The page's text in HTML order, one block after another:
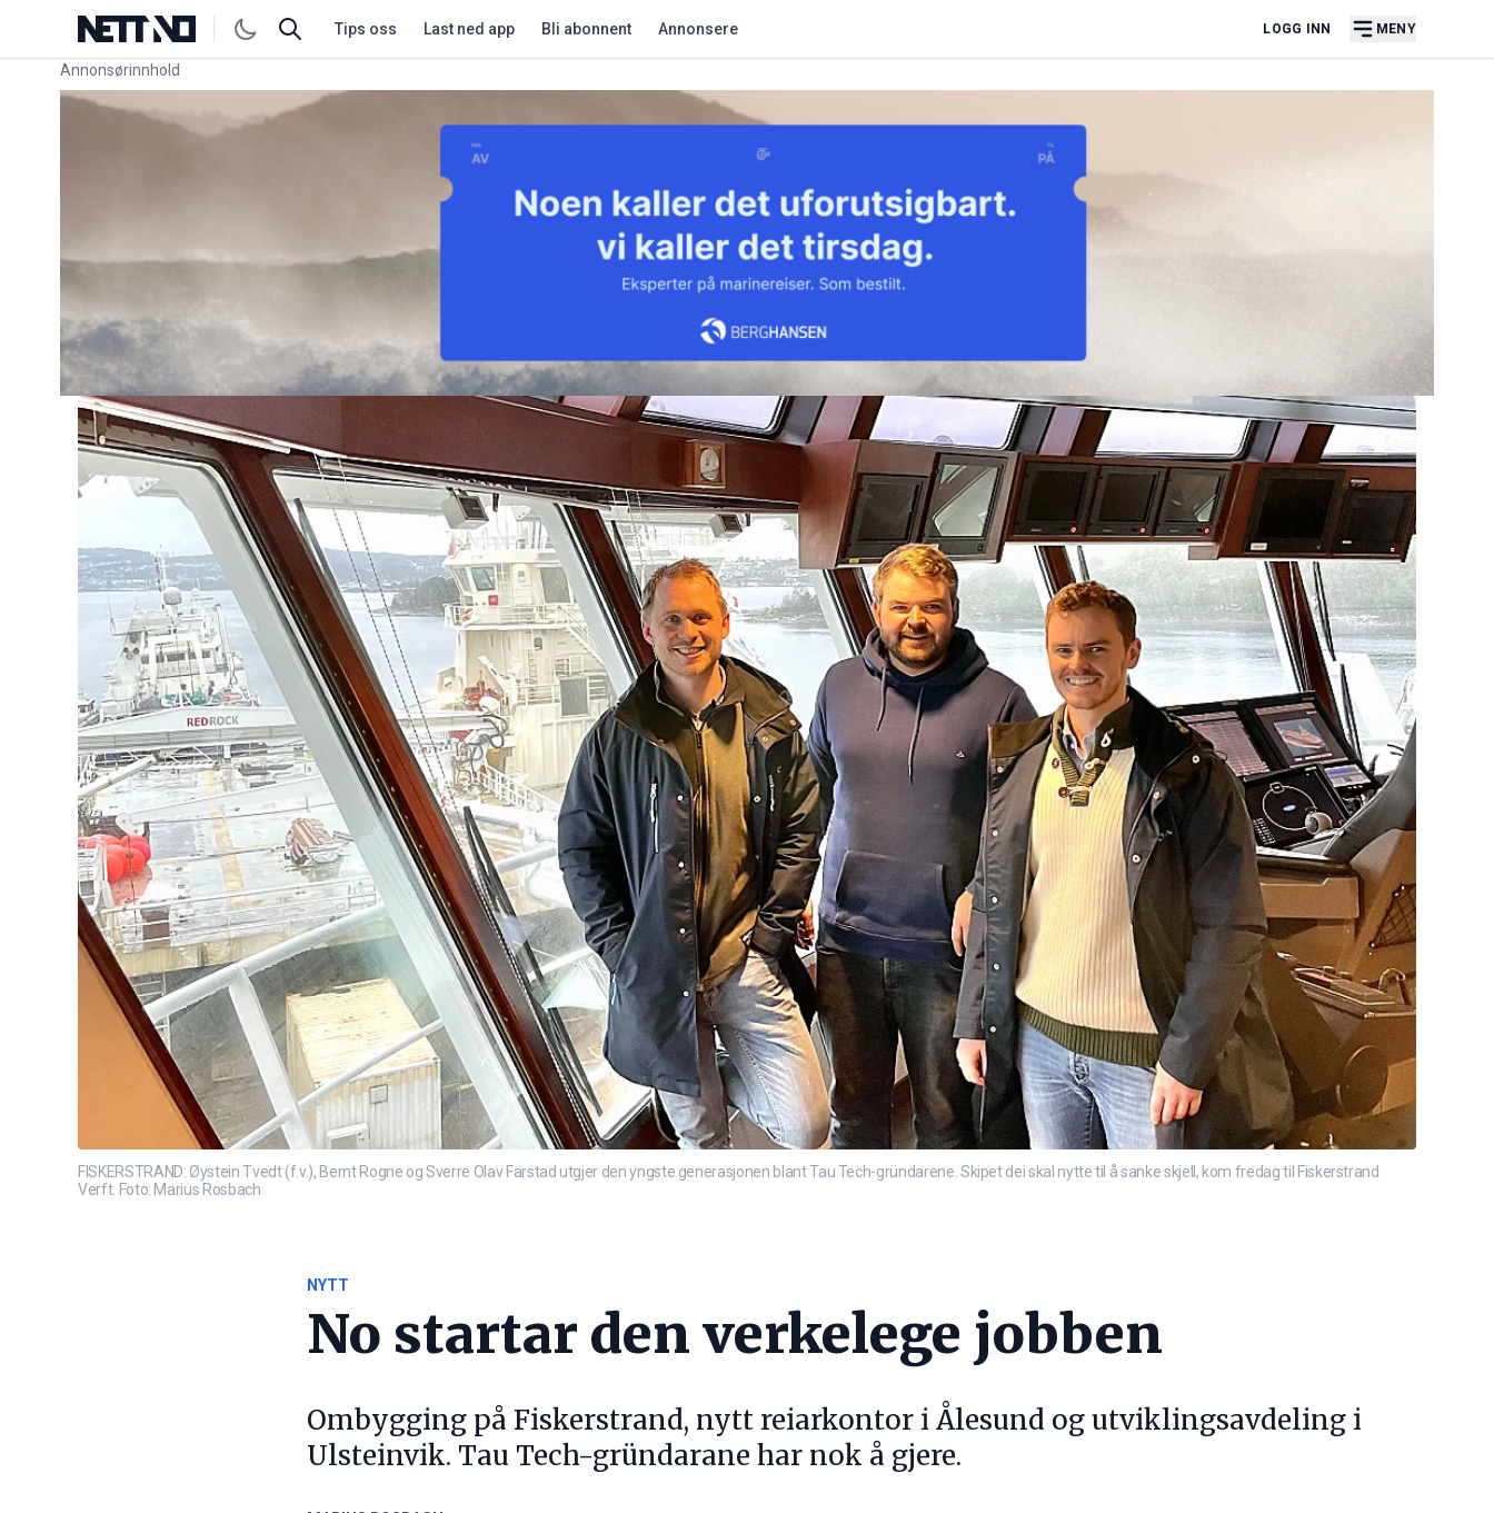
Tips oss Last ned app Bli abonnent Annonsere LOGG INN MENY
Annonsørinnhold
Link for annonse
FISKERSTRAND: Øystein Tvedt (f.v.), Bernt Rogne og Sverre Olav Farstad utgjer den yngste generasjonen blant Tau Tech-gründarene. Skipet dei skal nytte til å sanke skjell, kom fredag til Fiskerstrand
Verft. Foto: Marius Rosbach
NYTT
No startar den verkelege jobben
Ombygging på Fiskerstrand, nytt reiarkontor i Ålesund og utviklingsavdeling i
Ulsteinvik. Tau Tech-gründarane har nok å gjere.